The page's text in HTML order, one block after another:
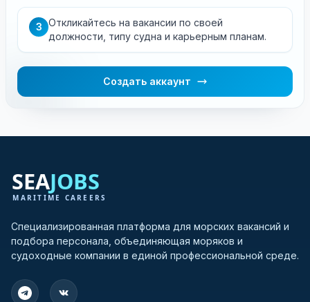
3 Откликайтесь на вакансии по своей
должности, типу судна и карьерным планам.
Создать аккаунт
Специализированная платформа для морских вакансий и
подбора персонала, объединяющая моряков и
судоходные компании в единой профессиональной среде.